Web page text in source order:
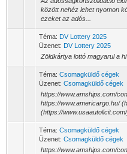
között nehéz lehet nyomon
ezeket az adós...
Téma: DV Lottery 2025
Üzenet: DV Lottery 2025
Zöldkártya lottó magyarul a
Téma: Csomagküldő cégek
Üzenet: Csomagküldő cégek
https://www.amships.com/
https://www.americargo.hu/
(https://
Téma: Csomagküldő cégek
Üzenet: Csomagküldő cégek
https://www.amships.com/